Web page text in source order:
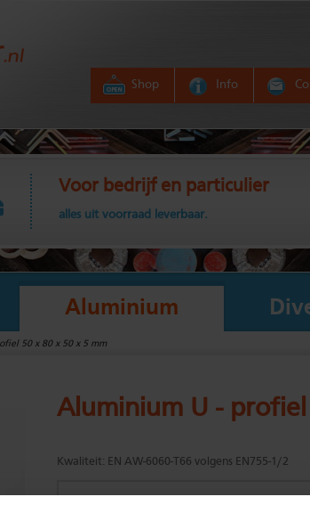
Shop Info
Voor bedrijf en particulier
alles uit voorraad leverbaar.
Aluminium
50 x 80 x 50 x 5 mm
Aluminium U -
Kwaliteit: EN AW-6060-T66 volgens EN755-1/2